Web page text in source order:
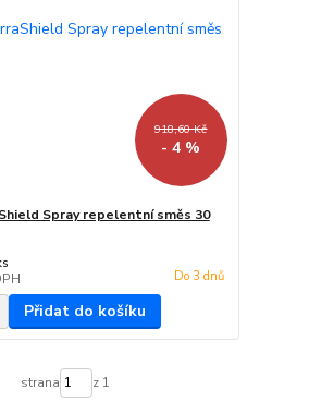
918,60 Kč
- 4 %
Spray repelentní směs 30
Do 3 dnů
Přidat do košíku
strana z 1